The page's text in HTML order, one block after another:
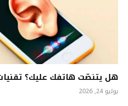
هل يتنصّت هاتفك عليك؟
يوليو 24, 2026